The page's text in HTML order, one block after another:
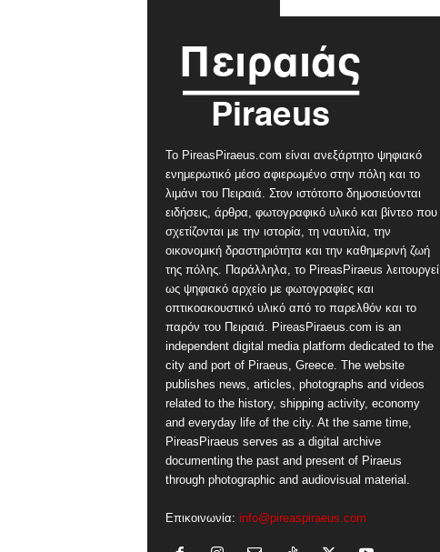
Το PireasPiraeus.com είναι ανεξάρτητο ψηφιακό
ενημερωτικό μέσο αφιερωμένο στην πόλη και το
λιμάνι του Πειραιά. Στον ιστότοπο δημοσιεύονται
ειδήσεις, άρθρα, φωτογραφικό υλικό και βίντεο που
σχετίζονται με την ιστορία, τη ναυτιλία, την
οικονομική δραστηριότητα και την καθημερινή ζωή
της πόλης. Παράλληλα, το PireasPiraeus λειτουργεί
ως ψηφιακό αρχείο με φωτογραφίες και
οπτικοακουστικό υλικό από το παρελθόν και το
παρόν του Πειραιά. PireasPiraeus.com is an
independent digital media platform dedicated to the
city and port of Piraeus, Greece. The website
publishes news, articles, photographs and videos
related to the history, shipping activity, economy
and everyday life of the city. At the same time,
PireasPiraeus serves as a digital archive
documenting the past and present of Piraeus
through photographic and audiovisual material.
Επικοινωνία: info@pireaspiraeus.com